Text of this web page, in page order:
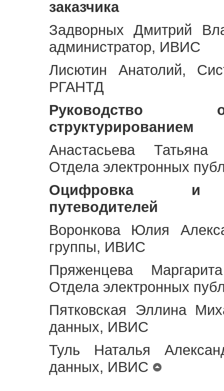
заказчика
Задворных Дмитрий
администратор, ИВИС
Лисютин Анатолий,
РГАНТД
Руководство
структурированием
Анастасьева Татьяна
Отдела электронных
Оцифровка и
путеводителей
Воронкова Юлия
группы, ИВИС
Пряженцева
Отдела электронных
Пятковская Эллина
данных, ИВИС
Туль Наталья
данных, ИВИС